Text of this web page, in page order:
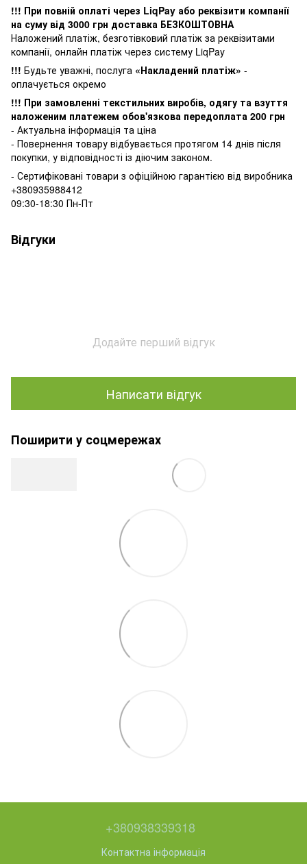
!!! При повній оплаті через LiqPay або реквізити компанії
на суму від 3000 грн доставка БЕЗКОШТОВНА
Наложений платіж, безготівковий платіж за реквізитами
компанії, онлайн платіж через систему LiqPay
!!! Будьте уважні, послуга «Накладений платіж» -
оплачується окремо
!!! При замовленні текстильних виробів, одягу та взуття
наложеним платежем обов'язкова передоплата 200 грн
- Актуальна інформація та ціна
- Повернення товару відбувається протягом 14 днів після
покупки, у відповідності із діючим законом.
- Сертифіковані товари з офіційною гарантією від виробника
+380935988412
09:30-18:30 Пн-Пт
Відгуки
Додайте перший відгук
Написати відгук
Поширити у соцмережах
+380938339318
Контактна інформація